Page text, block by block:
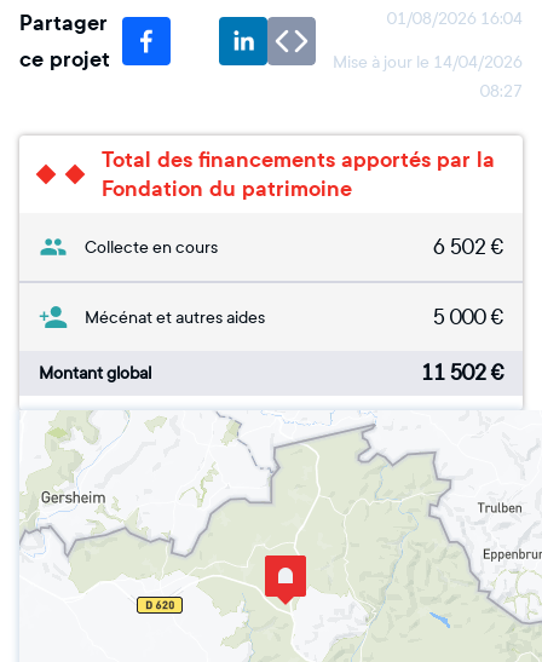
Partager
ce projet
01/08/2026 16:04
Mise à jour le 14/04/2026
08:27
Total des financements apportés par la
Fondation du patrimoine
Collecte en cours 6 502 €
Mécénat et autres aides 5 000€
Montant global 11 502€